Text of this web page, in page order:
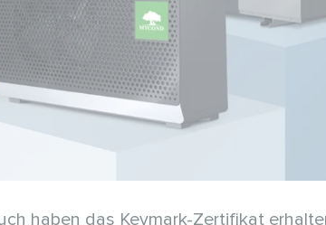
haben das Keymark-Zertifikat